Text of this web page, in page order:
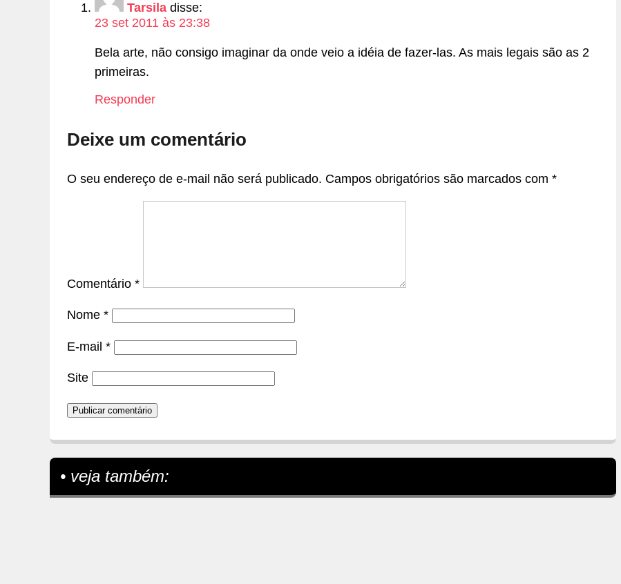
Tarsila disse:
23 set 2011 às 23:38
Bela arte, não consigo imaginar da onde veio a idéia de fazer-las. As mais legais são as 2
primeiras.
Responder
Deixe um comentário
O seu endereço de e-mail não será publicado. Campos obrigatórios são marcados com *
Comentário *
Nome *
E-mail *
Site
• veja também: